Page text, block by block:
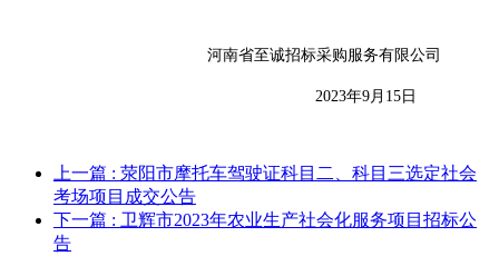
河南省至诚招标采购服务有限公司
2023年9月 15日
上一篇 : 荥阳市摩托车驾驶证科目二、科目三选定社会
考场项目成交公告
下一篇 : 卫辉市2023年农业生产社会化服务项目招标公
告